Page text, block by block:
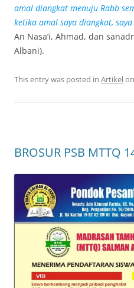
amal diangkat menuju Rabb
ketika amal saya diangkat,
An Nasa’i, Ahmad, dan
Albani).
This entry was posted in Artikelon
BROSUR PSB MTTQ